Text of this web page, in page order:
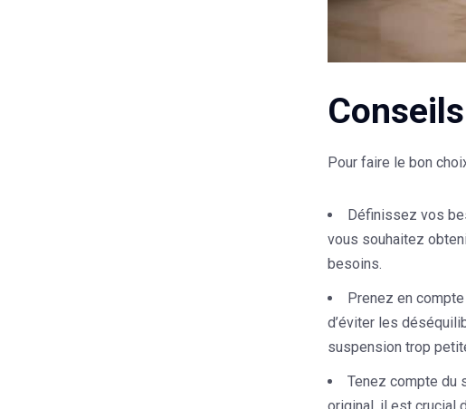
Pour faire le bon
Définissez vos
vous souhaitez
besoins.
Prenez en
d’éviter les
suspension trop
Tenez compte du